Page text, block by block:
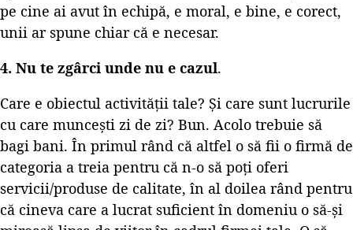
pe cine ai avut în echipă, e moral, e bine, e corect,
unii ar spune chiar că e necesar.
4. Nu te zgârci unde nu e cazul.
Care e obiectul activității tale? Și care sunt lucrurile
cu care muncești zi de zi? Bun. Acolo trebuie să
bagi bani. În primul rând că altfel o să fii o firmă de
categoria a treia pentru că n-o să poți oferi
servicii/produse de calitate, în al doilea rând pentru
că cineva care a lucrat suficient în domeniu o să-și